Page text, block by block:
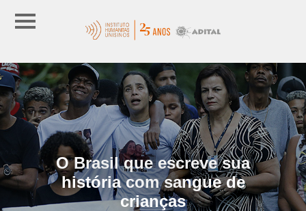
O Brasil que escreve sua
história com sangue de
crianças